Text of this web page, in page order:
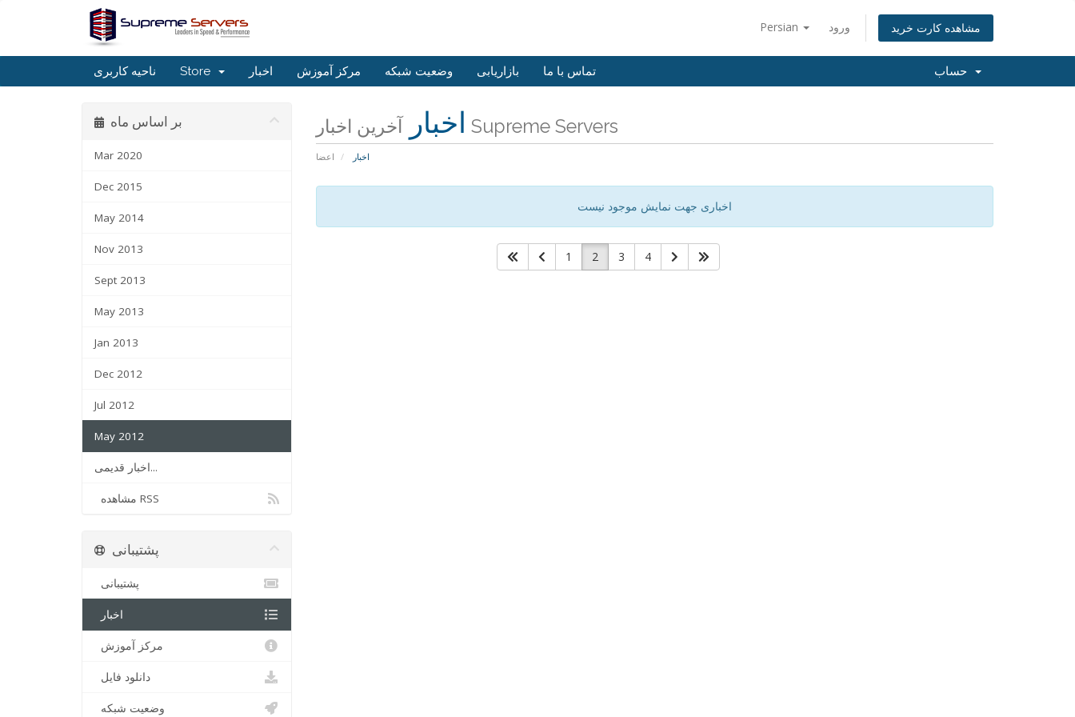
Persian ورود مشاهده کارت خرید
ناحیه کاربری Store اخبار مرکز آموزش وضعیت شبکه بازاریابی تماس با ما
اخبار آخرین اخبار Supreme Servers
اعضا اخبار
بر اساس ماه
Mar 2020
Dec 2015
May 2014
Nov 2013
Sept 2013
May 2013
Jan 2013
Dec 2012
Jul 2012
May 2012
اخبار قدیمی...
مشاهده RSS
اخباری جهت نمایش موجود نیست
1 2 3 4
پشتیبانی
پشتیبانی
اخبار
مرکز آموزش
دانلود فایل
وضعیت شبکه